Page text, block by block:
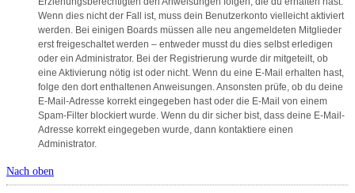
Wenn dies nicht der Fall ist, muss dein Benutzerkonto vielleicht aktiviert
werden. Bei einigen Boards müssen alle neu angemeldeten Mitglieder
erst freigeschaltet werden – entweder musst du dies selbst erledigen
oder ein Administrator. Bei der Registrierung wurde dir mitgeteilt, ob
eine Aktivierung nötig ist oder nicht. Wenn du eine E-Mail erhalten hast,
folge den dort enthaltenen Anweisungen. Ansonsten prüfe, ob du deine
E-Mail-Adresse korrekt eingegeben hast oder die E-Mail von einem
Spam-Filter blockiert wurde. Wenn du dir sicher bist, dass deine E-Mail-
Adresse korrekt eingegeben wurde, dann kontaktiere einen
Administrator.
Nach oben